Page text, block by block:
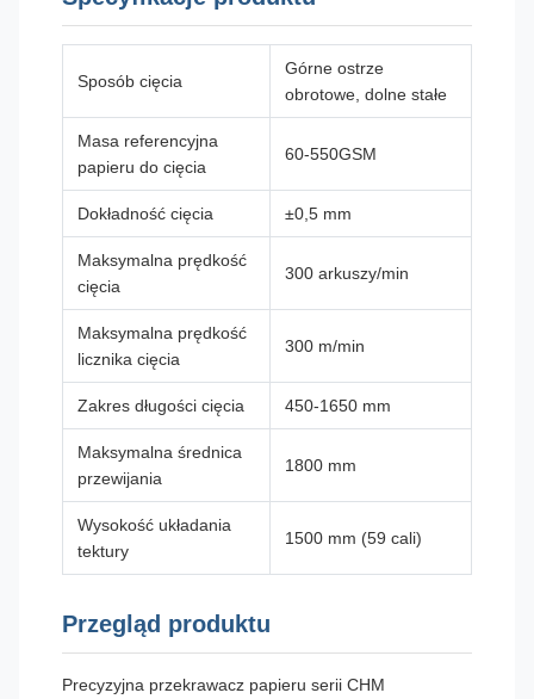
Sposób cięcia
Górne ostrze
obrotowe, dolne stałe
Masa referencyjna
papieru do cięcia
60-550GSM
Dokładność cięcia ±0,5 mm
Maksymalna prędkość
cięcia
300 arkuszy/min
Maksymalna prędkość
licznika cięcia
300 m/min
Zakres długości cięcia 450-1650 mm
Maksymalna średnica
przewijania
1800 mm
Wysokość układania
tektury
1500 mm (59 cali)
Przegląd produktu
Precyzyjna przekrawacz papieru serii CHM